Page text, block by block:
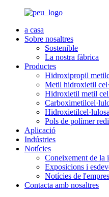
a casa
Sobre nosaltres
Sostenible
La nostra fàbrica
Productes
Hidroxipropil
Metil hidroxietil
Hidroxietil metil
Pols de polímer
Aplicació
Indústries
Notícies
Coneixement de la
Exposicions i
Notícies de
Contacta amb nosaltres